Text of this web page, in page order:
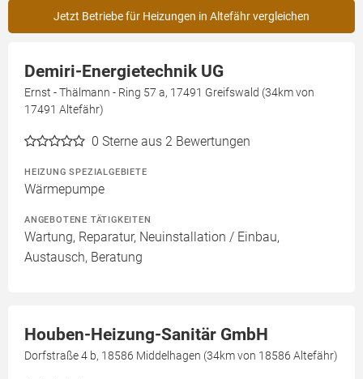
Jetzt Betriebe für Heizungen in Altefähr vergleichen
Demiri-Energietechnik UG
Ernst - Thälmann - Ring 57 a, 17491 Greifswald (34km von
17491 Altefähr)
0 Sterne aus 2 Bewertungen
HEIZUNG SPEZIALGEBIETE
Wärmepumpe
ANGEBOTENE TÄTIGKEITEN
Wartung, Reparatur, Neuinstallation / Einbau,
Austausch, Beratung
Houben-Heizung-Sanitär GmbH
Dorfstraße 4 b, 18586 Middelhagen (34km von 18586 Altefähr)